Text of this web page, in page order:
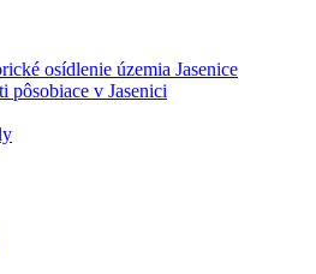
osídlenie územia Jasenice
pôsobiace v Jasenici